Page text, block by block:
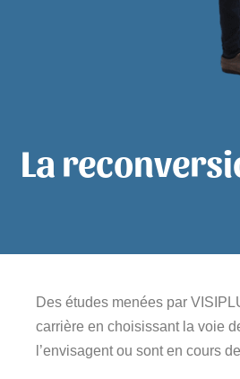
La
Des études menées par
carrière en choisissant la voie
l’envisagent ou sont en cours